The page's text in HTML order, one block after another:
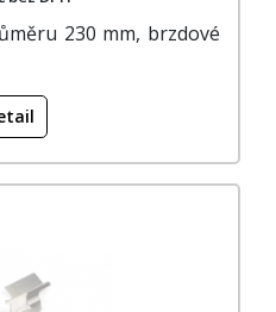
230 mm, brzdové